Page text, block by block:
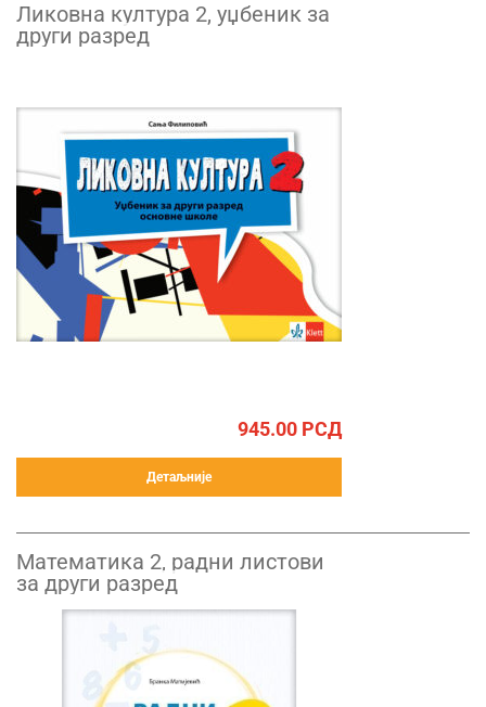
Ликовна култура 2, уџбеник за
други разред
945.00 РСД
Детаљније
Математика 2, радни листови
за други разред